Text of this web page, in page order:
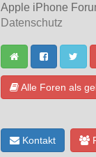
Apple iPhone
Datenschutz
Alle Foren als
Kontakt